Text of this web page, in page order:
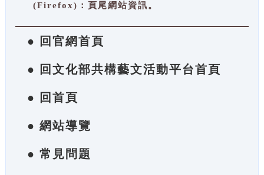
(Firefox)：頁尾網站資訊。
● 回官網首頁
● 回文化部共構藝文活動平台首頁
● 回首頁
● 網站導覽
● 常見問題